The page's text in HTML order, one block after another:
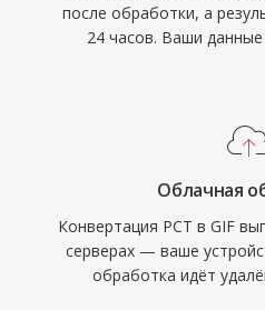
после обработки, а
24 часов. Ваши
Облачная
Конвертация PCT в GIF
серверах — ваше
обработка идёт